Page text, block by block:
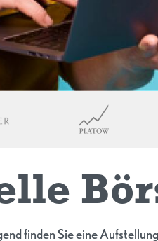
finden Sie eine